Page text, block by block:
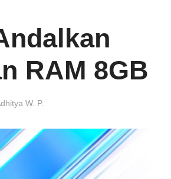
RAM 8GB
W. P.